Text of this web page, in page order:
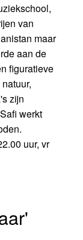
van
maar
aan de
figuratieve
zijn
werkt
uur, vr